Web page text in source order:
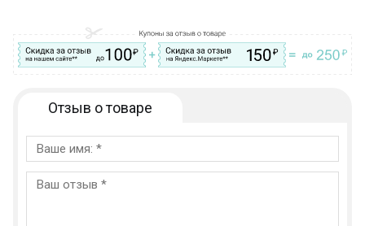
Остались вопросы?
Вопрос–ответ
Отзыв о товаре